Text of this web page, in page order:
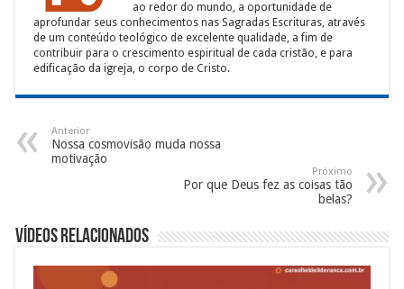
ao redor do mundo, a oportunidade de
aprofundar seus conhecimentos nas Sagradas Escrituras, através
de um conteúdo teológico de excelente qualidade, a fim de
contribuir para o crescimento espiritual de cada cristão, e para
edificação da igreja, o corpo de Cristo.
Anterior
Nossa cosmovisão muda nossa
motivação
Próximo
Por que Deus fez as coisas tão
belas?
Vídeos Relacionados